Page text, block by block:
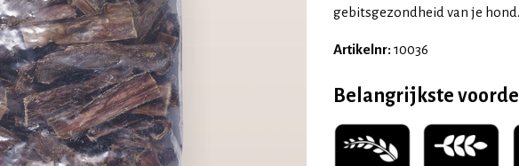
gebitsgezondheid van je hond.
Artikelnr: 10036
Belangrijkste